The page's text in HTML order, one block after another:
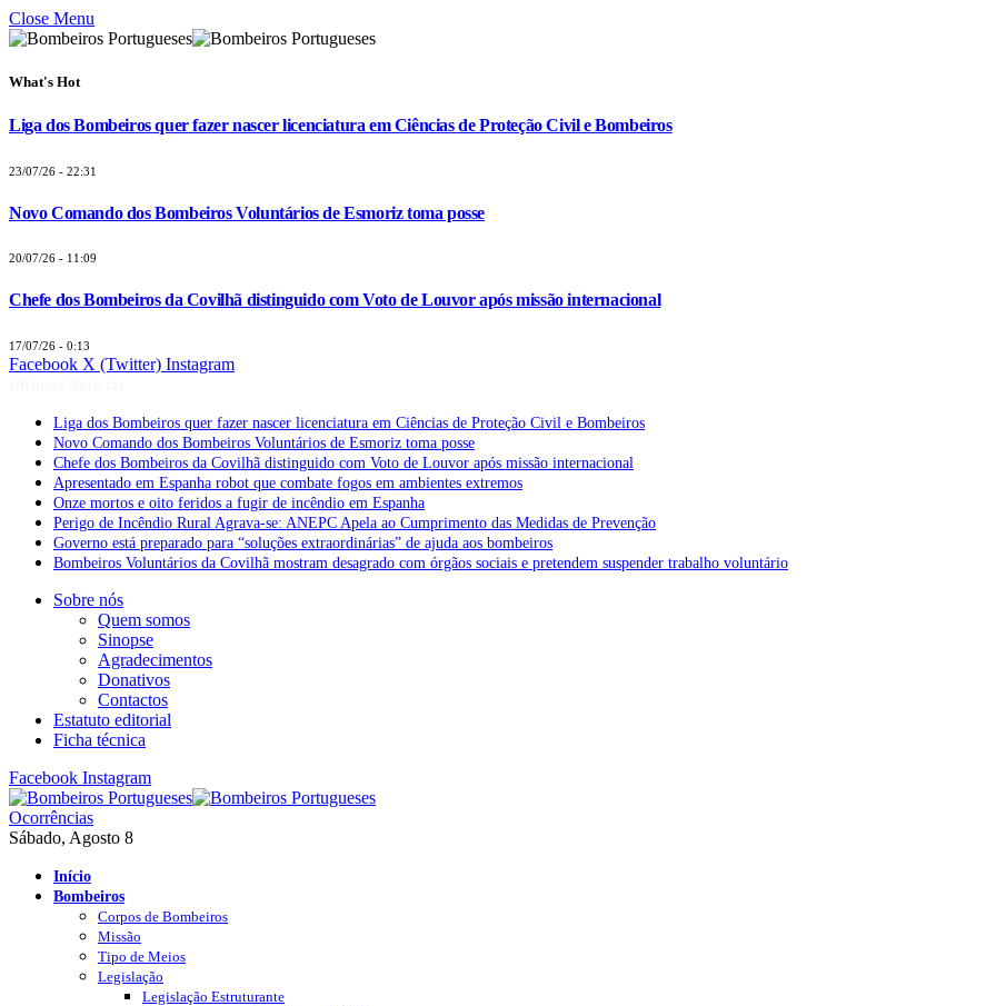
Close Menu
What's Hot
Liga dos Bombeiros quer fazer nascer licenciatura em Ciências de Proteção Civil e Bombeiros
23/07/26 - 22:31
Novo Comando dos Bombeiros Voluntários de Esmoriz toma posse
20/07/26 - 11:09
Chefe dos Bombeiros da Covilhã distinguido com Voto de Louvor após missão internacional
17/07/26 - 0:13
Facebook X (Twitter) Instagram
Liga dos Bombeiros quer fazer nascer licenciatura em Ciências de Proteção Civil e Bombeiros
Novo Comando dos Bombeiros Voluntários de Esmoriz toma posse
Chefe dos Bombeiros da Covilhã distinguido com Voto de Louvor após missão internacional
Apresentado em Espanha robot que combate fogos em ambientes extremos
Onze mortos e oito feridos a fugir de incêndio em Espanha
Perigo de Incêndio Rural Agrava-se: ANEPC Apela ao Cumprimento das Medidas de Prevenção
Governo está preparado para “soluções extraordinárias” de ajuda aos bombeiros
Bombeiros Voluntários da Covilhã mostram desagrado com órgãos sociais e pretendem suspender trabalho voluntário
Sobre nós
Quem somos
Sinopse
Agradecimentos
Donativos
Contactos
Estatuto editorial
Ficha técnica
Facebook Instagram
Ocorrências
Sábado, Agosto 8
Início
Bombeiros
Corpos de Bombeiros
Missão
Tipo de Meios
Legislação
Legislação Estruturante